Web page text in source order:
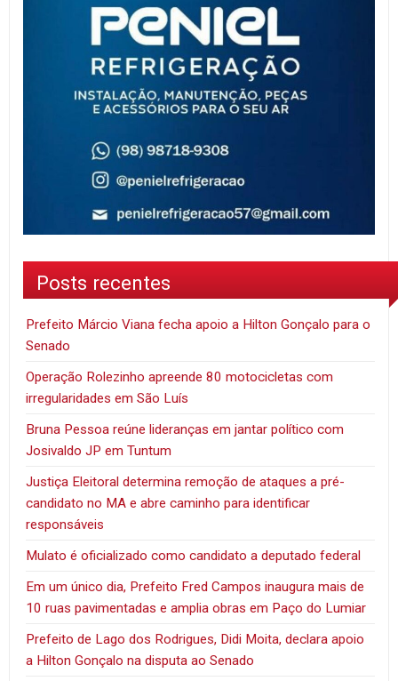
Posts recentes
Prefeito Márcio Viana fecha apoio a Hilton Gonçalo para o
Senado
Operação Rolezinho apreende 80 motocicletas com
irregularidades em São Luís
Bruna Pessoa reúne lideranças em jantar político com
Josivaldo JP em Tuntum
Justiça Eleitoral determina remoção de ataques a pré-
candidato no MA e abre caminho para identificar
responsáveis
Mulato é oficializado como candidato a deputado federal
Em um único dia, Prefeito Fred Campos inaugura mais de
10 ruas pavimentadas e amplia obras em Paço do Lumiar
Prefeito de Lago dos Rodrigues, Didi Moita, declara apoio
a Hilton Gonçalo na disputa ao Senado